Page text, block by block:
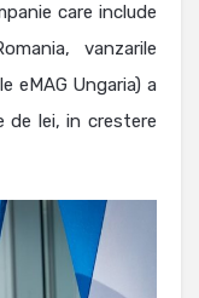
care include
vanzarile
eMAG Ungaria) a
de lei, in crestere